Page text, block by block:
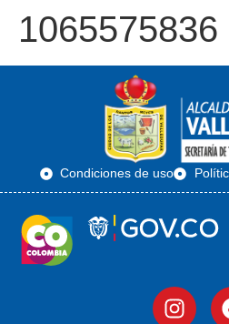
1065575836
Condiciones de uso